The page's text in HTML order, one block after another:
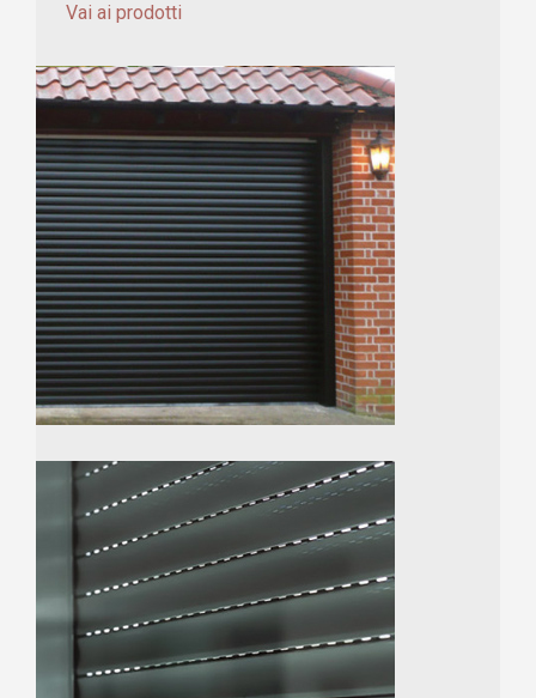
Vai ai prodotti